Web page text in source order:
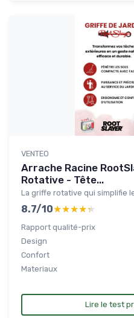
VENTEO
Arrache Racine
Rotative - Tête...
La griffe rotative qui simplifie
8.7/10★★★★★
★★★★★
Rapport qualité-prix
Design
Confort
Materiaux
Lire le test